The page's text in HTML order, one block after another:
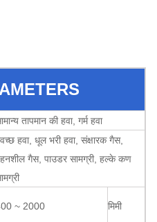
तापमान की हवा, गर्म हवा
हवा, धूल भरी हवा, संक्षारक गैस,
गैस, पाउडर सामग्री, हल्के कण
~ 2000 मिमी